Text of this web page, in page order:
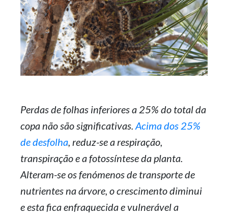
Perdas de folhas inferiores a 25% do total da
copa não são significativas. Acima dos 25%
de desfolha, reduz-se a respiração,
transpiração e a fotossíntese da planta.
Alteram-se os fenómenos de transporte de
nutrientes na árvore, o crescimento diminui
e esta fica enfraquecida e vulnerável a